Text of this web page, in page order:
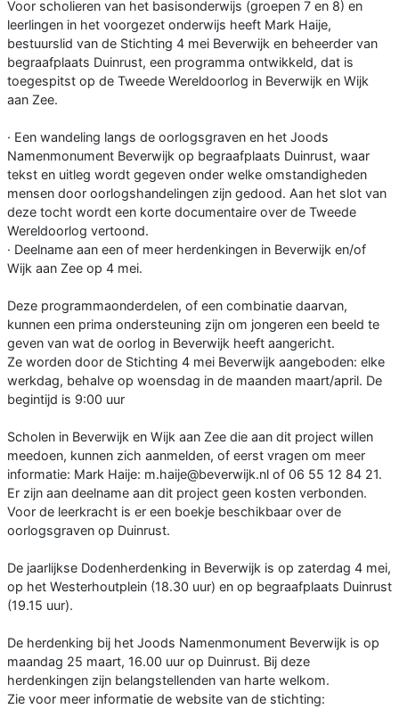
Voor scholieren van het basisonderwijs (groepen 7 en 8) en
leerlingen in het voorgezet onderwijs heeft Mark Haije,
bestuurslid van de Stichting 4 mei Beverwijk en beheerder van
begraafplaats Duinrust, een programma ontwikkeld, dat is
toegespitst op de Tweede Wereldoorlog in Beverwijk en Wijk
aan Zee.
· Een wandeling langs de oorlogsgraven en het Joods
Namenmonument Beverwijk op begraafplaats Duinrust, waar
tekst en uitleg wordt gegeven onder welke omstandigheden
mensen door oorlogshandelingen zijn gedood. Aan het slot van
deze tocht wordt een korte documentaire over de Tweede
Wereldoorlog vertoond.
· Deelname aan een of meer herdenkingen in Beverwijk en/of
Wijk aan Zee op 4 mei.
Deze programmaonderdelen, of een combinatie daarvan,
kunnen een prima ondersteuning zijn om jongeren een beeld te
geven van wat de oorlog in Beverwijk heeft aangericht.
Ze worden door de Stichting 4 mei Beverwijk aangeboden: elke
werkdag, behalve op woensdag in de maanden maart/april. De
begintijd is 9:00 uur
Scholen in Beverwijk en Wijk aan Zee die aan dit project willen
meedoen, kunnen zich aanmelden, of eerst vragen om meer
informatie: Mark Haije: m.haije@beverwijk.nl of 06 55 12 84 21.
Er zijn aan deelname aan dit project geen kosten verbonden.
Voor de leerkracht is er een boekje beschikbaar over de
oorlogsgraven op Duinrust.
De jaarlijkse Dodenherdenking in Beverwijk is op zaterdag 4 mei,
op het Westerhoutplein (18.30 uur) en op begraafplaats Duinrust
(19.15 uur).
De herdenking bij het Joods Namenmonument Beverwijk is op
maandag 25 maart, 16.00 uur op Duinrust. Bij deze
herdenkingen zijn belangstellenden van harte welkom.
Zie voor meer informatie de website van de stichting: